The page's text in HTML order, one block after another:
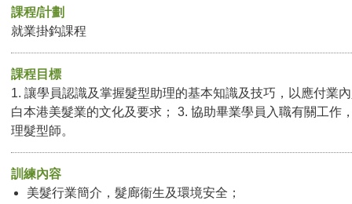
課程/計劃
就業掛鈎課程
課程目標
1. 讓學員認識及掌握髮型助理的基本知識及技巧，以應付業
白本港美髮業的文化及要求； 3. 協助畢業學員入職有關工作
理髮型師。
訓練內容
美髮行業簡介，髮廊衞生及環境安全；